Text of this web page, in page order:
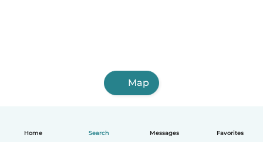
Home Search Messages Favorites
Map